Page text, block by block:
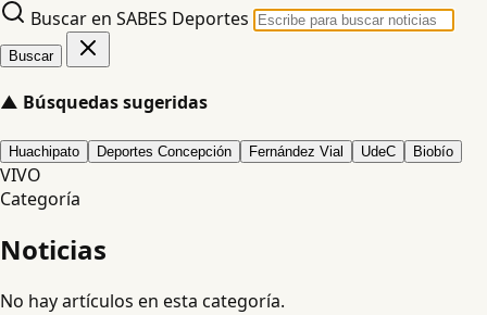
Buscar en SABES Deportes
Buscar
▲ Búsquedas sugeridas
Huachipato Deportes Concepción Fernández Vial UdeC Biobío
VIVO
Categoría
Noticias
No hay artículos en esta categoría.